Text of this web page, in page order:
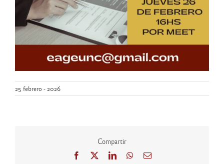
25 febrero - 2026
Compartir
Facebook LinkedInWhatsApp
Correo